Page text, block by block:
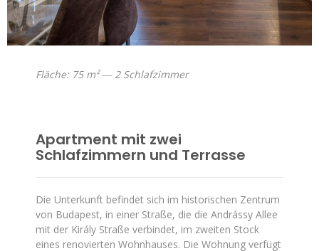
Fläche: 75 m² ― 2 Schlafzimmer
Apartment mit zwei
Schlafzimmern und Terrasse
Die Unterkunft befindet sich im historischen Zentrum
von Budapest, in einer Straße, die die Andrássy Allee
mit der Király Straße verbindet, im zweiten Stock
eines renovierten Wohnhauses. Die Wohnung verfügt